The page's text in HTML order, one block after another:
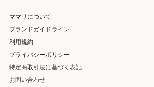
ママリについて
ブランドガイドライン
利用規約
プライバシーポリシー
特定商取引法に基づく表記
お問い合わせ